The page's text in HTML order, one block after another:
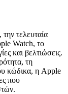
τελευταία
Watch, το
και βελτιώσεις.
τη
κώδικα, η Apple
που